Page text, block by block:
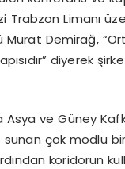
Trabzon Limanı
Murat Demirağ,
diyerek
Asya ve Güney
çok modlu
koridorun